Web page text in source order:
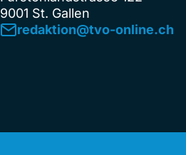
9001 St. Gallen
redaktion@tvo-online.ch